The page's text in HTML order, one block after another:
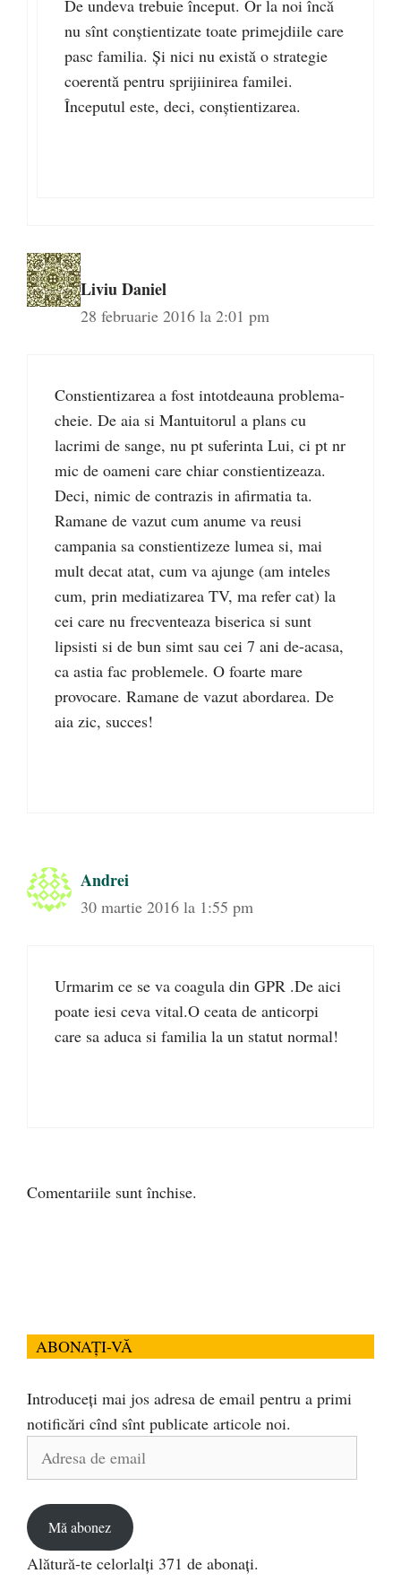
De undeva trebuie început. Or la noi încă
nu sînt conştientizate toate primejdiile care
pasc familia. Şi nici nu există o strategie
coerentă pentru sprijiinirea familei.
Începutul este, deci, conştientizarea.
Liviu Daniel
28 februarie 2016 la 2:01 pm
Constientizarea a fost intotdeauna problema-
cheie. De aia si Mantuitorul a plans cu
lacrimi de sange, nu pt suferinta Lui, ci pt nr
mic de oameni care chiar constientizeaza.
Deci, nimic de contrazis in afirmatia ta.
Ramane de vazut cum anume va reusi
campania sa constientizeze lumea si, mai
mult decat atat, cum va ajunge (am inteles
cum, prin mediatizarea TV, ma refer cat) la
cei care nu frecventeaza biserica si sunt
lipsisti si de bun simt sau cei 7 ani de-acasa,
ca astia fac problemele. O foarte mare
provocare. Ramane de vazut abordarea. De
aia zic, succes!
Andrei
30 martie 2016 la 1:55 pm
Urmarim ce se va coagula din GPR .De aici
poate iesi ceva vital.O ceata de anticorpi
care sa aduca si familia la un statut normal!
Comentariile sunt închise.
ABONAȚI-VĂ
Introduceți mai jos adresa de email pentru a primi
notificări cînd sînt publicate articole noi.
Adresa
Mă abonez
Alătură-te celorlalți 371 de abonați.